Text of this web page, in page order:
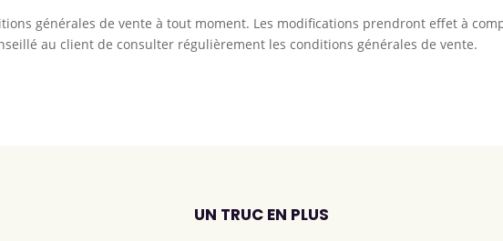
générales de vente à tout moment. Les modifications prendront effet à
au client de consulter régulièrement les conditions générales de vente.
UN TRUC EN PLUS